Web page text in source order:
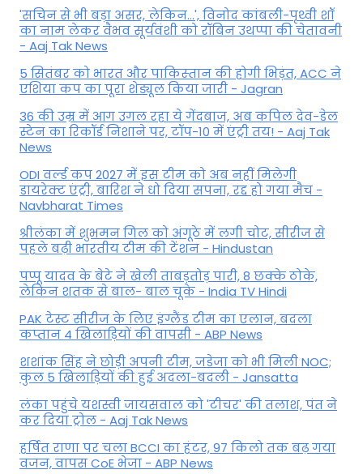
'सचिन से भी बड़ा असर, लेकिन...', व‍िनोद कांबली-पृथ्वी शॉ
का नाम लेकर वैभव सूर्यवंशी को रॉबिन उथप्पा की चेतावनी
- Aaj Tak News
5 सितंबर को भारत और पाकिस्‍तान की होगी भिड़ंत, ACC ने
एशिया कप का पूरा शेड्यूल किया जारी - Jagran
36 की उम्र में आग उगल रहा ये गेंदबाज, अब कपिल देव-डेल
स्टेन का रिकॉर्ड निशाने पर, टॉप-10 में एंट्री तय! - Aaj Tak
News
ODI वर्ल्ड कप 2027 में इस टीम को अब नहीं मिलेगी
डायरेक्ट एंट्री, बारिश ने धो दिया सपना, रद्द हो गया मैच -
Navbharat Times
श्रीलंका में शुभमन गिल को अंगूठे में लगी चोट, सीरीज से
पहले बढ़ी भारतीय टीम की टेंशन - Hindustan
पप्पू यादव के बेटे ने खेली ताबड़तोड़ पारी, 8 छक्के ठोके,
लेकिन शतक से बाल- बाल चूके - India TV Hindi
PAK टेस्ट सीरीज के लिए इंग्लैंड टीम का एलान, बदला
कप्तान 4 खिलाड़ियों की वापसी - ABP News
शशांक सिंह ने छोड़ी अपनी टीम, जडेजा को भी मिली NOC;
कुल 5 खिलाड़ियों की हुई अदला-बदली - Jansatta
लंका पहुंचे यशस्वी जायसवाल को 'टीचर' की तलाश, पंत ने
कर द‍िया ट्रोल - Aaj Tak News
हर्षित राणा पर चला BCCI का हंटर, 97 किलो तक बढ़ गया
वजन, वापस CoE भेजा - ABP News